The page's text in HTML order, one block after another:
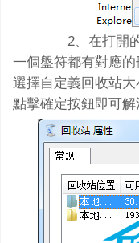
2、在打開的
一個盤符都有對應
選擇自定義回收站
點擊確定按鈕即可解